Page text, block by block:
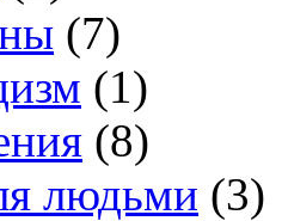
(7)
(1)
(8)
людьми (3)